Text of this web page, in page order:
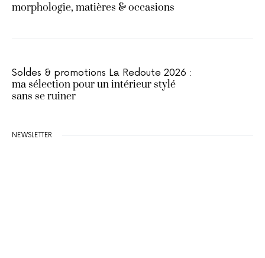
morphologie, matières & occasions
Soldes & promotions La Redoute 2026 :
ma sélection pour un intérieur stylé
sans se ruiner
NEWSLETTER